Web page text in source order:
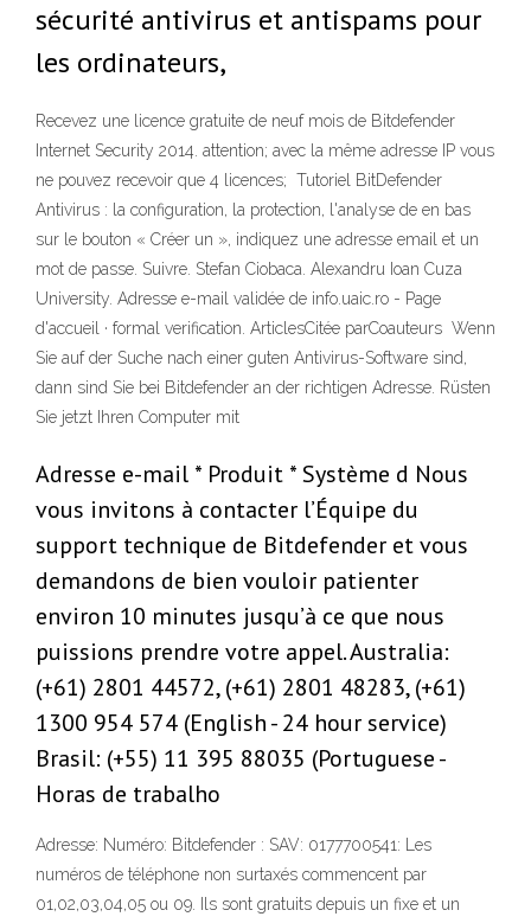
sécurité antivirus et antispams pour
les ordinateurs,
Recevez une licence gratuite de neuf mois de Bitdefender
Internet Security 2014. attention; avec la même adresse IP vous
ne pouvez recevoir que 4 licences; Tutoriel BitDefender
Antivirus : la configuration, la protection, l'analyse de en bas
sur le bouton « Créer un », indiquez une adresse email et un
mot de passe. Suivre. Stefan Ciobaca. Alexandru Ioan Cuza
University. Adresse e-mail validée de info.uaic.ro - Page
d'accueil · formal verification. ArticlesCitée parCoauteurs Wenn
Sie auf der Suche nach einer guten Antivirus-Software sind,
dann sind Sie bei Bitdefender an der richtigen Adresse. Rüsten
Sie jetzt Ihren Computer mit
Adresse e-mail * Produit * Système d Nous
vous invitons à contacter l’Équipe du
support technique de Bitdefender et vous
demandons de bien vouloir patienter
environ 10 minutes jusqu’à ce que nous
puissions prendre votre appel. Australia:
(+61) 2801 44572, (+61) 2801 48283, (+61)
1300 954 574 (English - 24 hour service)
Brasil: (+55) 11 395 88035 (Portuguese -
Horas de trabalho
Adresse: Numéro: Bitdefender : SAV: 0177700541: Les
numéros de téléphone non surtaxés commencent par
01,02,03,04,05 ou 09. Ils sont gratuits depuis un fixe et un